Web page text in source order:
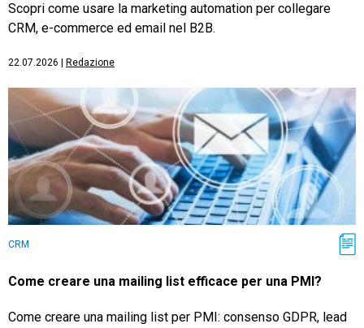
Scopri come usare la marketing automation per collegare
CRM, e-commerce ed email nel B2B.
22.07.2026 Redazione
CRM
Come creare una mailing list efficace per una PMI?
Come creare una mailing list per PMI: consenso GDPR, lead